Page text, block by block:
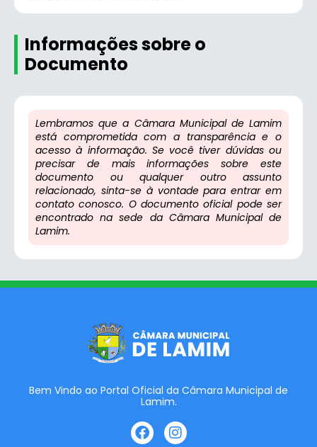
Informações sobre o
Documento
Lembramos que a Câmara Municipal de Lamim
está comprometida com a transparência e o
acesso à informação. Se você tiver dúvidas ou
precisar de mais informações sobre este
documento ou qualquer outro assunto
relacionado, sinta-se à vontade para entrar em
contato conosco. O documento oficial pode ser
encontrado na sede da Câmara Municipal de
Lamim.
Bem Vindo ao Portal Oficial da Câmara Municipal de
Lamim.